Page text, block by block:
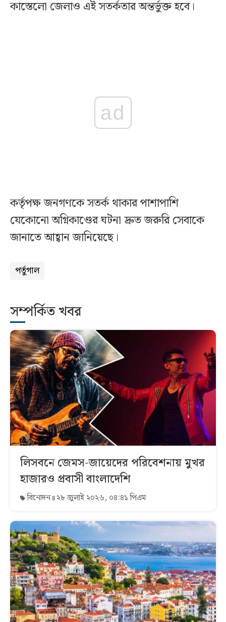
কাস্তেলো জেলাও এই সতর্কতার অন্তর্ভুক্ত হবে।
ad
কর্তৃপক্ষ জনগণকে সতর্ক থাকার পাশাপাশি
যেকোনো অগ্নিকাণ্ডের ঘটনা দ্রুত জরুরি সেবাকে
জানাতে আহ্বান জানিয়েছে।
পর্তুগাল
সম্পর্কিত খবর
লিসবনে জেমস-জায়েদের পরিবেশনায় মুখর
হাজারও প্রবাসী বাংলাদেশি
বিনোদন ২৮ জুলাই ২০২৬, ০৪:৪১ পিএম